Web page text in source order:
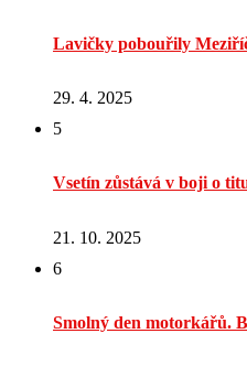
Lavičky pobouřily
29. 4. 2025
5
Vsetín zůstává v boji o
21. 10. 2025
6
Smolný den motorkářů.